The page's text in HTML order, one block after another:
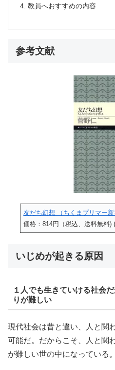
教員へおすすめの内容
参考文献
友だち幻想 （ちくまプリマー
価格：814円（税込、送料無料)
いじめが起きる原因
１人でも生きていける社会
りが難しい
現代社会は昔と違い、人と関
可能だ。だからこそ、人と関
が難しい世の中になっている。